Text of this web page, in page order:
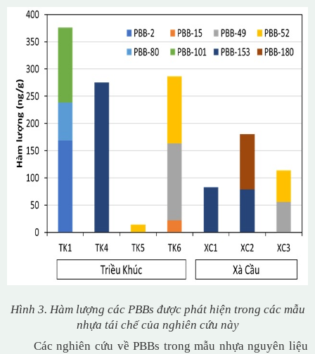
Hình 3. Hàm lượng các PBBs được phát hiện trong các mẫu
nhựa tái chế của nghiên cứu này
Các nghiên cứu về PBBs trong mẫu nhựa nguyên liệu